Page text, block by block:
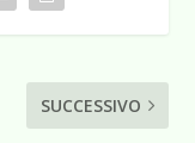
SUCCESSIVO